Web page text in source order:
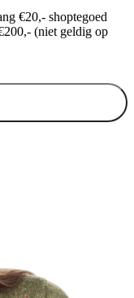
€20,- shoptegoed
(niet geldig op